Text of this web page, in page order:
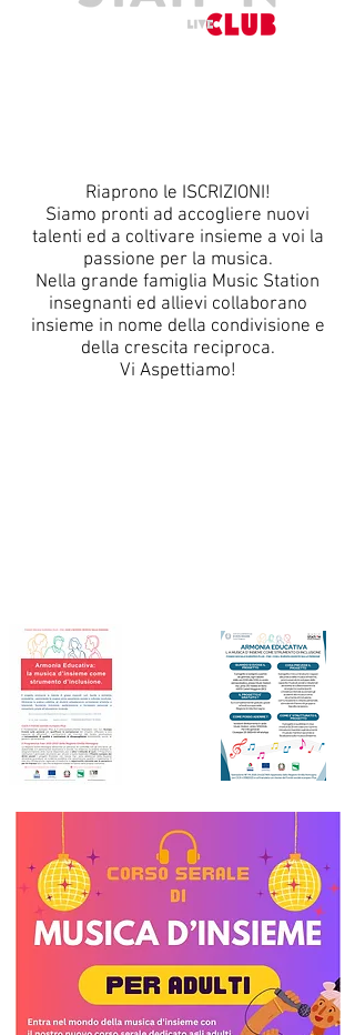
Riaprono le ISCRIZIONI!
Siamo pronti ad accogliere nuovi
talenti ed a coltivare insieme a voi la
passione per la musica.
Nella grande famiglia Music Station
insegnanti ed allievi collaborano
insieme in nome della condivisione e
della crescita reciproca.
Vi Aspettiamo!